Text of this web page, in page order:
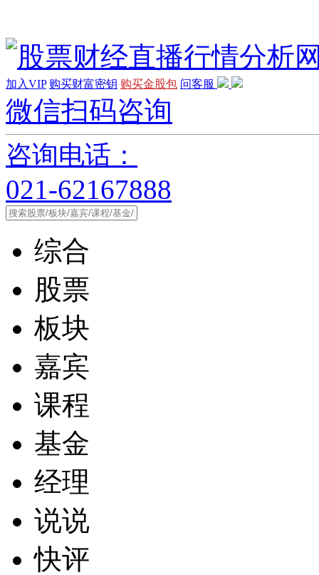
加入VIP 购买财富密钥 购买金股包 问客服
微信扫码咨询
咨询电话：
021-62167888
综合
股票
板块
嘉宾
课程
基金
经理
说说
快评